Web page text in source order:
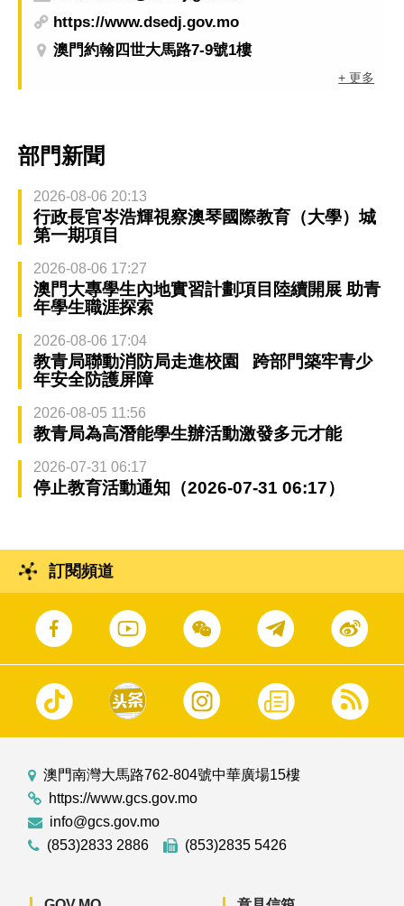
https://www.dsedj.gov.mo
澳門約翰四世大馬路7-9號1樓
+ 更多
部門新聞
2026-08-06 20:13
行政長官岑浩輝視察澳琴國際教育（大學）城
第一期項目
2026-08-06 17:27
澳門大專學生內地實習計劃項目陸續開展 助青
年學生職涯探索
2026-08-06 17:04
教青局聯動消防局走進校園 跨部門築牢青少
年安全防護屏障
2026-08-05 11:56
教青局為高潛能學生辦活動激發多元才能
2026-07-31 06:17
停止教育活動通知（2026-07-31 06:17）
訂閱頻道
澳門南灣大馬路762-804號中華廣場15樓
https://www.gcs.gov.mo
info@gcs.gov.mo
(853)2833 2886
(853)2835 5426